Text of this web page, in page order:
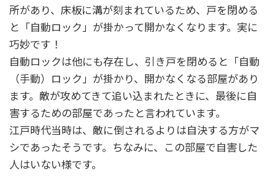
所があり、床板に溝が刻まれているため、戸を閉める
と「自動ロック」が掛かって開かなくなります。実に
巧妙です！
自動ロックは他にも存在し、引き戸を閉めると「自動
（手動）ロック」が掛かり、開かなくなる部屋があり
ます。敵が攻めてきて追い込まれたときに、最後に自
害するための部屋であったと言われています。
江戸時代当時は、敵に倒されるよりは自決する方がマ
シであったそうです。ちなみに、この部屋で自害した
人はいない様です。